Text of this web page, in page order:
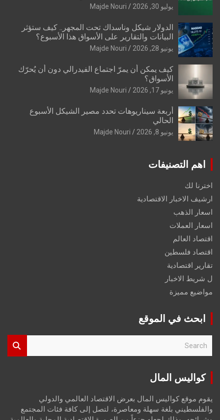
يوليو 30, 2026 Majde Nouri
الدولار شيكل وناسداك تحت المجهر.. كيف ستؤثر
البيانات والتقارير على الأسواق هذا الأسبوع؟
يونيو 28, 2026 Majde Nouri
كيف يمكن أن يمرّ اجتماع الفيدرالي دون أن يُحرّك
الأسواق؟
يونيو 17, 2026 Majde Nouri
أربعة سيناريوهات تحدد مصير الشيكل الأسبوع
الحالي
يونيو 8, 2026 Majde Nouri
اهم التصنيفات
اخترنا لك
ارشيف الاخبار الاقتصادية
اسعار الذهب
اسعار العملات
اقتصاد العالم
اقتصاد فلسطين
تقارير اقتصادية
ل شريط الاخبار
مواضيع مميزة
ابحث في الموقع
r
كواليس المال
يقوم موقع كواليس المال بعرض الاقتصاد العالمي والدولي
والفلسطيني بلغة سهلة ومعاصرة، لتصل إلى كافة فئات المجتمع